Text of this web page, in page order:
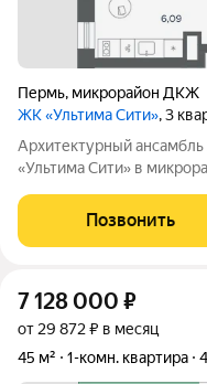
Пермь, микрорайон ДКЖ
ЖК «Ультима Сити», 3
Архитектурный
«Ультима Сити» в
воплощает в себе
сочетая технологичность,
Позвонить
7 128 000 ₽
от 29 872 ₽ в месяц
45 м²
1-комн. квартира